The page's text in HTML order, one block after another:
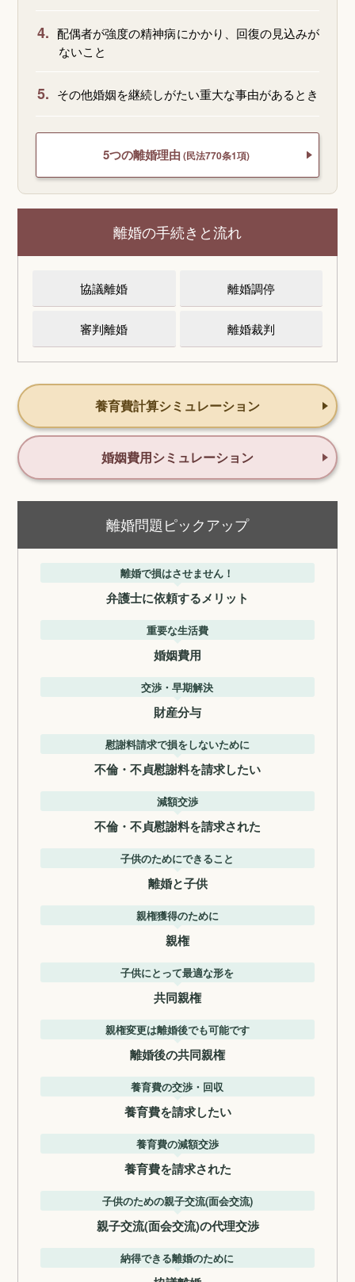
4. 配偶者が強度の精神病にかかり、回復の見込みが
ないこと
5. その他婚姻を継続しがたい重大な事由があるとき
5つの離婚理由 (民法770条1項)
離婚の手続きと流れ
協議離婚 離婚調停
審判離婚 離婚裁判
養育費計算シミュレーション
婚姻費用シミュレーション
離婚問題ピックアップ
離婚で損はさせません！
弁護士に依頼するメリット
重要な生活費
婚姻費用
交渉・早期解決
財産分与
慰謝料請求で損をしないために
不倫・不貞慰謝料を請求したい
減額交渉
不倫・不貞慰謝料を請求された
子供のためにできること
離婚と子供
親権獲得のために
親権
子供にとって最適な形を
共同親権
親権変更は離婚後でも可能です
離婚後の共同親権
養育費の交渉・回収
養育費を請求したい
養育費の減額交渉
養育費を請求された
子供のための親子交流(面会交流)
親子交流(面会交流)の代理交渉
納得できる離婚のために